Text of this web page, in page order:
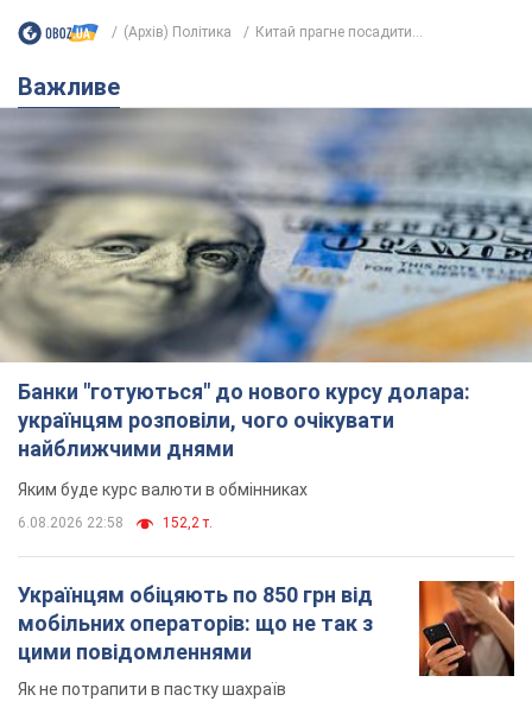
(Архів) Політика Китай прагне посадити...
Важливе
Банки "готуються" до нового курсу долара:
українцям розповіли, чого очікувати
найближчими днями
Яким буде курс валюти в обмінниках
6.08.2026 22:58 152,2 т.
Українцям обіцяють по 850 грн від
мобільних операторів: що не так з
цими повідомленнями
Як не потрапити в пастку шахраїв